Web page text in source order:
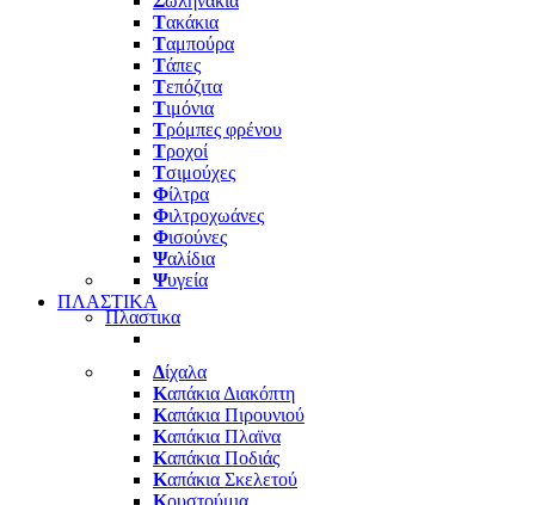
Τακάκια
Ταμπούρα
Τάπες
Τεπόζιτα
Τιμόνια
Τρόμπες φρένου
Τροχοί
Τσιμούχες
Φίλτρα
Φιλτροχωάνες
Φισούνες
Ψαλίδια
Ψυγεία
ΠΛΑΣΤΙΚΑ
Πλαστικα
Δίχαλα
Καπάκια Διακόπτη
Καπάκια Πιρουνιού
Καπάκια Πλαϊνα
Καπάκια Ποδιάς
Καπάκια Σκελετού
Κουστούμια